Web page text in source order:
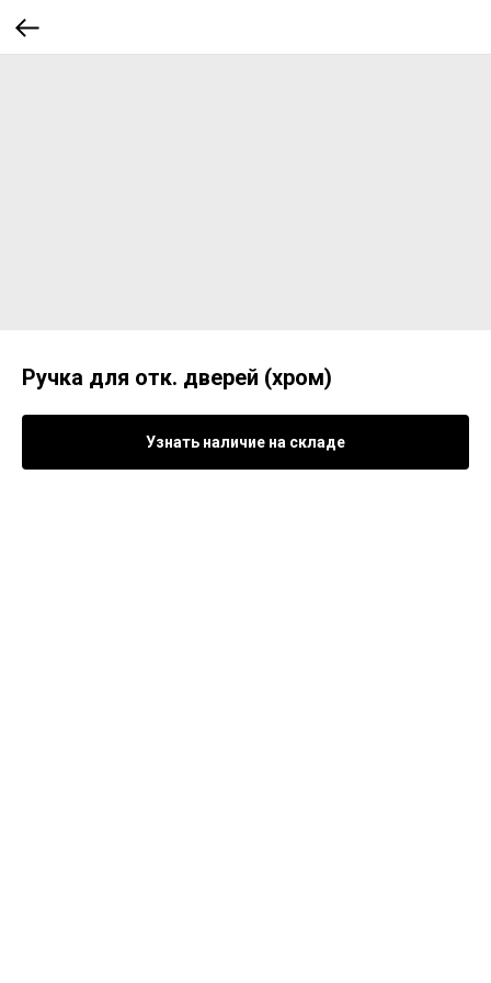
Ручка для отк. дверей (хром)
Узнать наличие на складе